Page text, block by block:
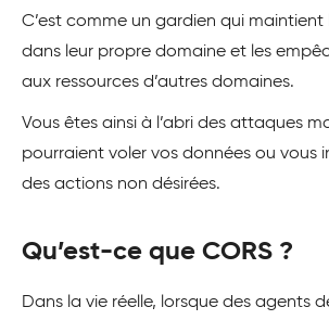
C’est comme un gardien qui maintient
dans leur propre domaine et les
aux ressources d’autres domaines.
Vous êtes ainsi à l’abri des attaques
pourraient voler vos données ou vous
des actions non désirées.
Qu’est-ce que CORS ?
Dans la vie réelle, lorsque des agents